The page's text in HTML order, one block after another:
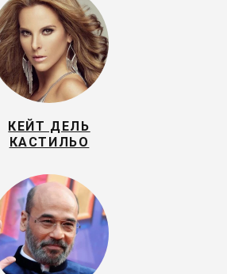
КЕЙТ ДЕЛЬ
КАСТИЛЬО